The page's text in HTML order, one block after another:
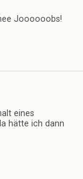
Joooooobs!
eines
hätte ich dann